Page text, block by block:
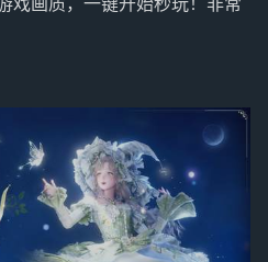
戏画质，一键开始秒玩！非常